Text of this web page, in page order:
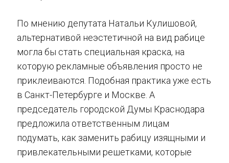
По мнению депутата Натальи Кулишовой,
альтернативой неэстетичной на вид рабице
могла бы стать специальная краска, на
которую рекламные объявления просто не
приклеиваются. Подобная практика уже есть
в Санкт-Петербурге и Москве. А
председатель городской Думы Краснодара
предложила ответственным лицам
подумать, как заменить рабицу изящными и
привлекательными решетками, которые